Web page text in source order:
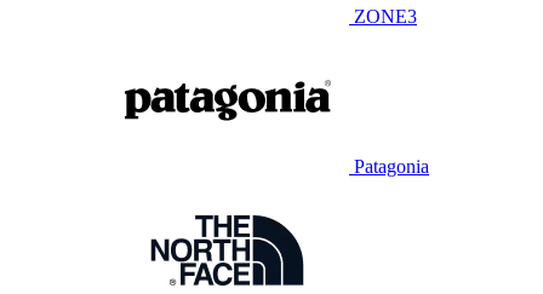
ZONE3
Patagonia